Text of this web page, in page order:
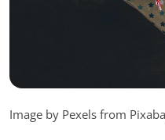
Image by Pexels from